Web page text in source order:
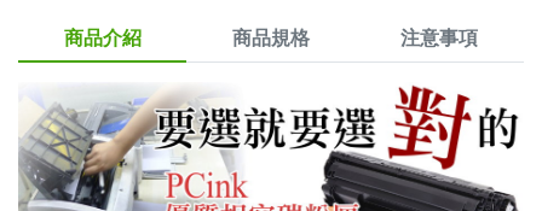
商品介紹 商品規格 注意事項